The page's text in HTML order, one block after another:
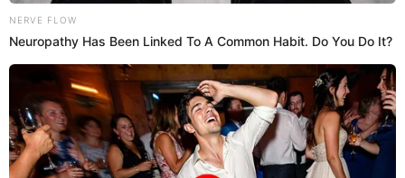
Videos
Anahí de Cárdenas realizó EXCLUSIVO
Baby Shower a poco tiempo de dar a luz a
su primer bebé
Anahí de Cárdenas se mostró emocionada en la
celebración de su Baby Shower por su primer embarazo.
Mediante sus redes sociales, la actriz peruana mostró